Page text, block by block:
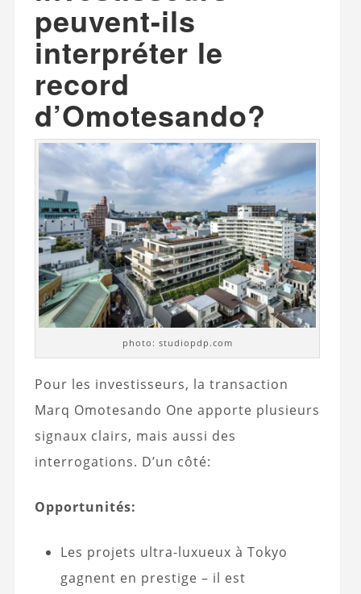
peuvent-ils
interpréter le
record
d’Omotesando?
photo: studiopdp.com
Pour les investisseurs, la transaction
Marq Omotesando One apporte plusieurs
signaux clairs, mais aussi des
interrogations. D’un côté:
Opportunités:
Les projets ultra-luxueux à Tokyo
gagnent en prestige – il est